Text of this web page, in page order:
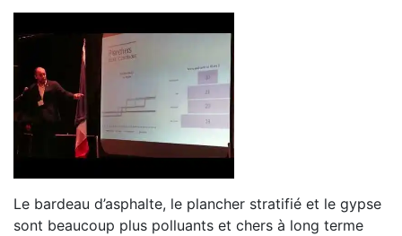
Le bardeau d’asphalte, le plancher stratifié et le gypse
sont beaucoup plus polluants et chers à long terme